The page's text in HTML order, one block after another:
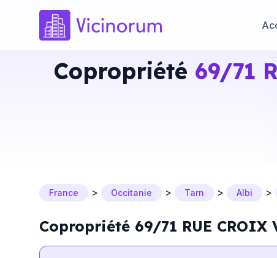
Copropriété 69/71
France > Occitanie > Tarn > Albi >
Copropriété 69/71 RUE CROIX